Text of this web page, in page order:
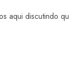
aqui discutindo